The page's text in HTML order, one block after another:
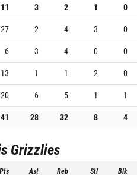
11 3 2 1
0
27 2 4 3
0
6 3 4 0
0
13 1 1 2
0
20 6 5 1
1
28 32 8 4
Grizzlies
Pts Ast Reb Stl Blk